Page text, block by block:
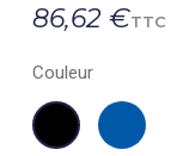
86,62 €TTC
Couleur
Noir Marine